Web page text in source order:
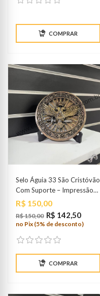
COMPRAR
Selo Águia 33 São Cristóvão
Com Suporte – Impressão
3D
Preço
R$ 150,00
R$ 150,00 R$ 142,50
no Pix (5% de desconto)
COMPRAR